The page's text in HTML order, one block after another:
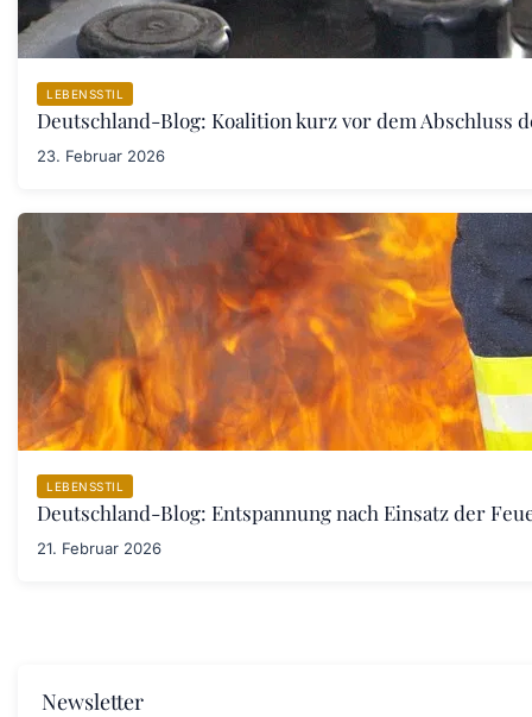
LEBENSSTIL
Deutschland-Blog: Koalition kurz vor dem Abschluss
23. Februar 2026
LEBENSSTIL
Deutschland-Blog: Entspannung nach Einsatz der
21. Februar 2026
Newsletter